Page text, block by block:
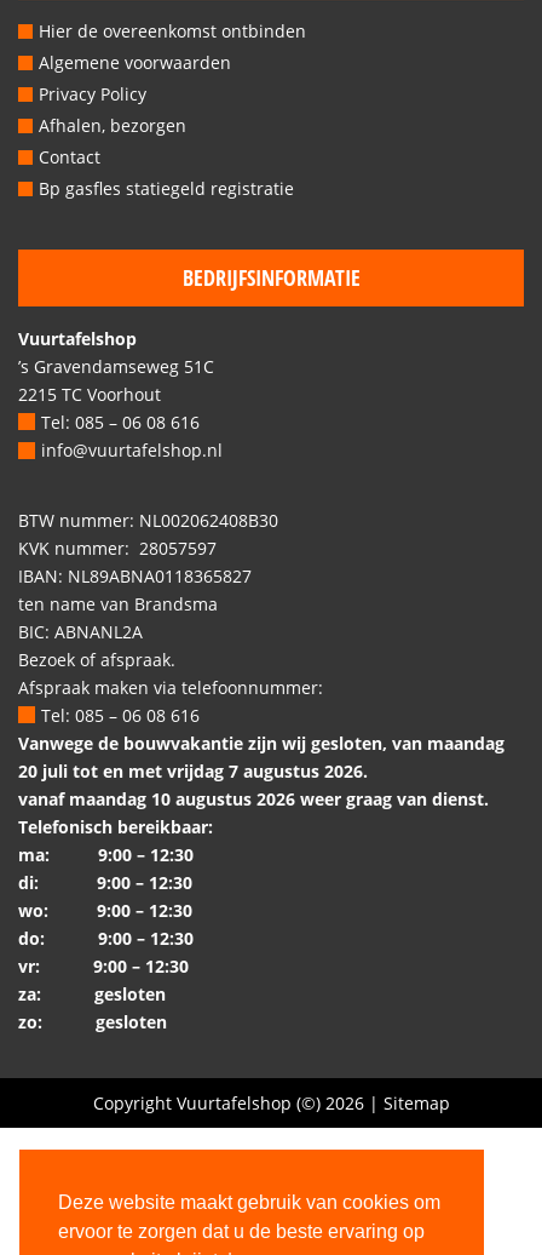
Hier de overeenkomst ontbinden
Algemene voorwaarden
Privacy Policy
Afhalen, bezorgen
Contact
Bp gasfles statiegeld registratie
BEDRIJFSINFORMATIE
Vuurtafelshop
’s Gravendamseweg 51C
2215 TC Voorhout
Tel: 085 – 06 08 616
info@vuurtafelshop.nl
BTW nummer: NL002062408B30
KVK nummer: 28057597
IBAN: NL89ABNA0118365827
ten name van Brandsma
BIC: ABNANL2A
Bezoek of afspraak.
Afspraak maken via telefoonnummer:
Tel: 085 – 06 08 616
Vanwege de bouwvakantie zijn wij gesloten, van maandag
20 juli tot en met vrijdag 7 augustus 2026.
vanaf maandag 10 augustus 2026 weer graag van dienst.
Telefonisch bereikbaar:
ma: 9:00 – 12:30
di: 9:00 – 12:30
wo: 9:00 – 12:30
do: 9:00 – 12:30
vr: 9:00 – 12:30
za: gesloten
zo: gesloten
Copyright Vuurtafelshop (©) 2026 | Sitemap
Deze website maakt gebruik van cookies om
ervoor te zorgen dat u de beste ervaring op